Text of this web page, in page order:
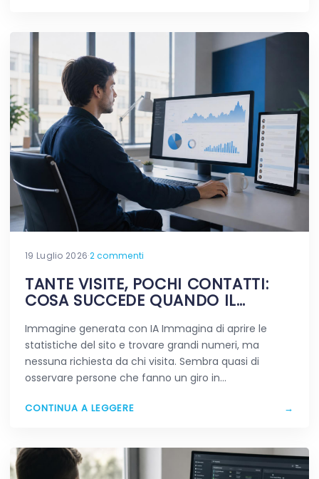
19 Luglio 2026·2 commenti
TANTE VISITE, POCHI CONTATTI:
COSA SUCCEDE QUANDO IL
Immagine generata con IA Immagina di aprire le
statistiche del sito e trovare grandi numeri, ma
nessuna richiesta da chi visita. Sembra quasi di
osservare persone che fanno un giro in…
CONTINUA A LEGGERE →